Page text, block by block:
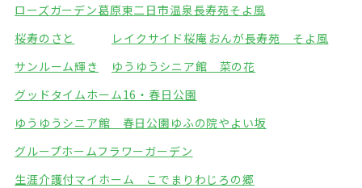
ローズガーデン葛原東二日市温泉長寿苑そよ風
桜寿のさと
レイクサイド桜庵 おんが長寿苑 そよ風
サンルーム輝き
ゆうゆうシニア館 菜の花
グッドタイムホーム16・春日公園
ゆうゆうシニア館 春日公園 ゆふの院やよい坂
グループホームフラワーガーデン
生涯介護付マイホーム こでまり わじろの郷